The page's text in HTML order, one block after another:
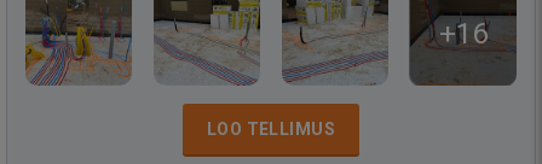
+16
LOO TELLIMUS